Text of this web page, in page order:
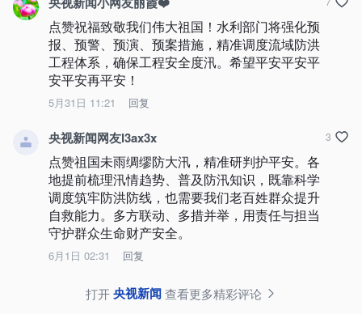
点赞祝福致敬我们伟大祖国！水利部门将强化预
报、预警、预演、预案措施，精准调度流域防洪
工程体系，确保工程安全度汛。希望平安平安平
安平安再平安！
5月31日 11:21 回复
央视新闻网友l3ax3x
点赞祖国未雨绸缪防大汛，精准研判护平安。各
地提前梳理汛情趋势、普及防汛知识，既靠科学
调度筑牢防洪防线，也需要我们老百姓群众提升
自救能力。多方联动、多措并举，用责任与担当
守护群众生命财产安全。
6月1日 02:31 回复
3
打开央视新闻查看更多精彩评论